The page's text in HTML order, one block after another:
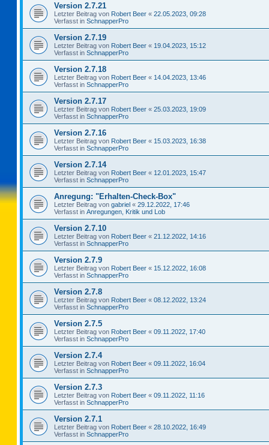
Version 2.7.21
Letzter Beitrag von Robert Beer « 22.05.2023, 09:28
Verfasst in SchnapperPro
Version 2.7.19
Letzter Beitrag von Robert Beer « 19.04.2023, 15:12
Verfasst in SchnapperPro
Version 2.7.18
Letzter Beitrag von Robert Beer « 14.04.2023, 13:46
Verfasst in SchnapperPro
Version 2.7.17
Letzter Beitrag von Robert Beer « 25.03.2023, 19:09
Verfasst in SchnapperPro
Version 2.7.16
Letzter Beitrag von Robert Beer « 15.03.2023, 16:38
Verfasst in SchnapperPro
Version 2.7.14
Letzter Beitrag von Robert Beer « 12.01.2023, 15:47
Verfasst in SchnapperPro
Anregung: "Erhalten-Check-Box"
Letzter Beitrag von gabriel « 29.12.2022, 17:46
Verfasst in Anregungen, Kritik und Lob
Version 2.7.10
Letzter Beitrag von Robert Beer « 21.12.2022, 14:16
Verfasst in SchnapperPro
Version 2.7.9
Letzter Beitrag von Robert Beer « 15.12.2022, 16:08
Verfasst in SchnapperPro
Version 2.7.8
Letzter Beitrag von Robert Beer « 08.12.2022, 13:24
Verfasst in SchnapperPro
Version 2.7.5
Letzter Beitrag von Robert Beer « 09.11.2022, 17:40
Verfasst in SchnapperPro
Version 2.7.4
Letzter Beitrag von Robert Beer « 09.11.2022, 16:04
Verfasst in SchnapperPro
Version 2.7.3
Letzter Beitrag von Robert Beer « 09.11.2022, 11:16
Verfasst in SchnapperPro
Version 2.7.1
Letzter Beitrag von Robert Beer « 28.10.2022, 16:49
Verfasst in SchnapperPro